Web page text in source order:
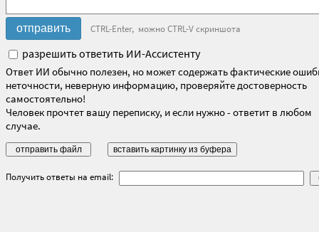
CTRL-Enter, можно CTRL-V скриншота
разрешить ответить ИИ-Ассистенту
Ответ ИИ обычно полезен, но может содержать фактические
неточности, неверную информацию, проверяйте достоверность
самостоятельно!
Человек прочтет вашу переписку, и если нужно - ответит в любом
случае.
Получить ответы на email: